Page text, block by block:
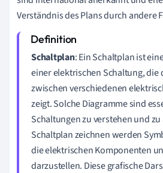
Verständnis des Plans durch andere
Schaltplan: Ein Schaltplan ist
einer elektrischen Schaltung, die
zwischen verschiedenen
zeigt. Solche Diagramme sind
Schaltungen zu verstehen und
Schaltplan zeichnen werden
die elektrischen Komponenten
darzustellen. Diese grafische